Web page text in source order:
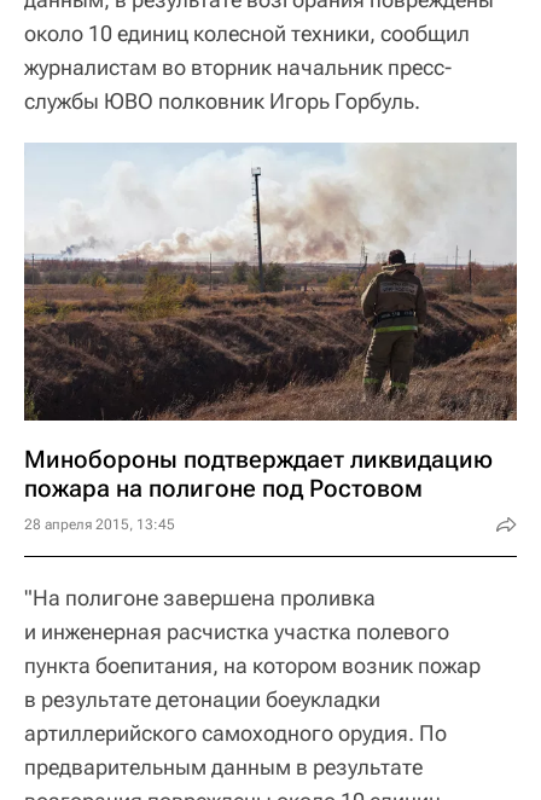
около 10 единиц колесной техники, сообщил
журналистам во вторник начальник пресс-
службы ЮВО полковник Игорь Горбуль.
Минобороны подтверждает ликвидацию
пожара на полигоне под Ростовом
28 апреля 2015, 13:45
"На полигоне завершена проливка
и инженерная расчистка участка полевого
пункта боепитания, на котором возник пожар
в результате детонации боеукладки
артиллерийского самоходного орудия. По
предварительным данным в результате